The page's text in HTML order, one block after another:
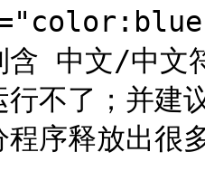
含 中文/中文
行不了；并建
序释放出很